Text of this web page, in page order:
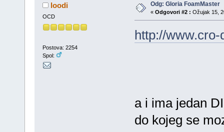
loodi
OCD
Postova: 2254
Spol:
Odg: Gloria FoamMaster
« Odgovori #2 : Ožujak 15,
http://
a i ima jedan
do kojeg se